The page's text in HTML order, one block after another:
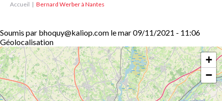
Accueil Bernard Werber à Nantes
Soumis par bhoquy@kaliop.com lemar 09/11/2021 - 11:06
Géolocalisation
+
−